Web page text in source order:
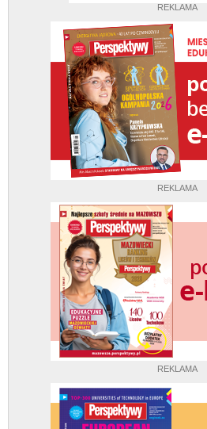
REKLAMA
REKLAMA
REKLAMA